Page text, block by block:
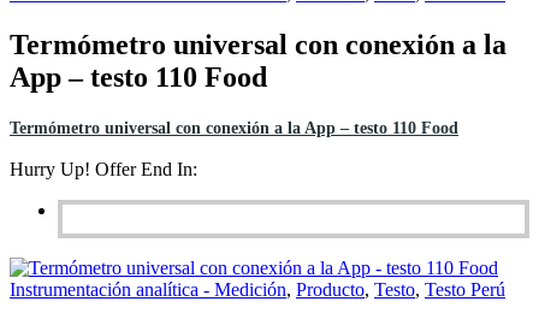
Termómetro universal con conexión a la
App – testo 110 Food
Termómetro universal con conexión a la App – testo 110 Food
Hurry Up! Offer End In:
Instrumentación analítica - Medición, Producto, Testo, Testo Perú